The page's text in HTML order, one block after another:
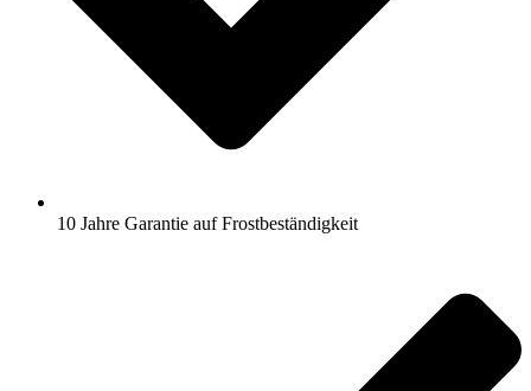
10 Jahre Garantie auf Frostbeständigkeit